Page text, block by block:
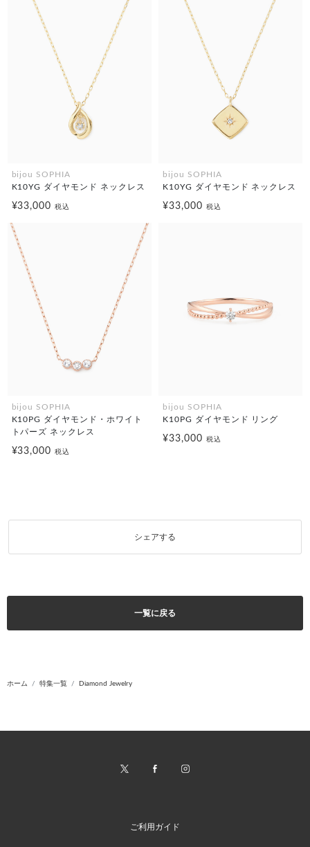
bijou SOPHIA
K10YG ダイヤモンド ネックレス
¥33,000税込
bijou SOPHIA
K10YG ダイヤモンド ネックレス
¥33,000 税込
bijou SOPHIA
K10PG ダイヤモンド・ホワイト
トパーズ ネックレス
¥33,000税込
bijou SOPHIA
K10PG ダイヤモンド リング
¥33,000 税込
シェアする
一覧に戻る
ホーム 特集一覧 Diamond Jewelry
ご利用ガイド